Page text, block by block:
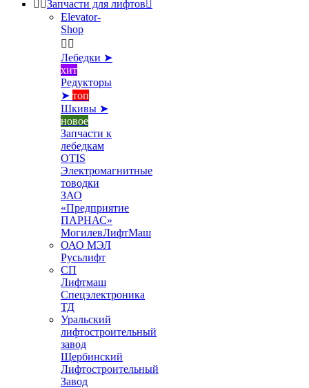
 Запчасти для лифтов
Elevator-
Shop
 
Лебедки ➤
хит
Редукторы
➤ топ
Шкивы ➤
новое
Запчасти к
лебедкам
OTIS
Электромагнитные
товодки
ЗАО
«Предприятие
ПАРНАС»
МогилевЛифтМаш
ОАО МЭЛ
Русьлифт
СП
Лифтмаш
Спецэлектроника
ТД
Уральский
лифтостроительный
завод
Щербинский
Лифтостроительный
Завод